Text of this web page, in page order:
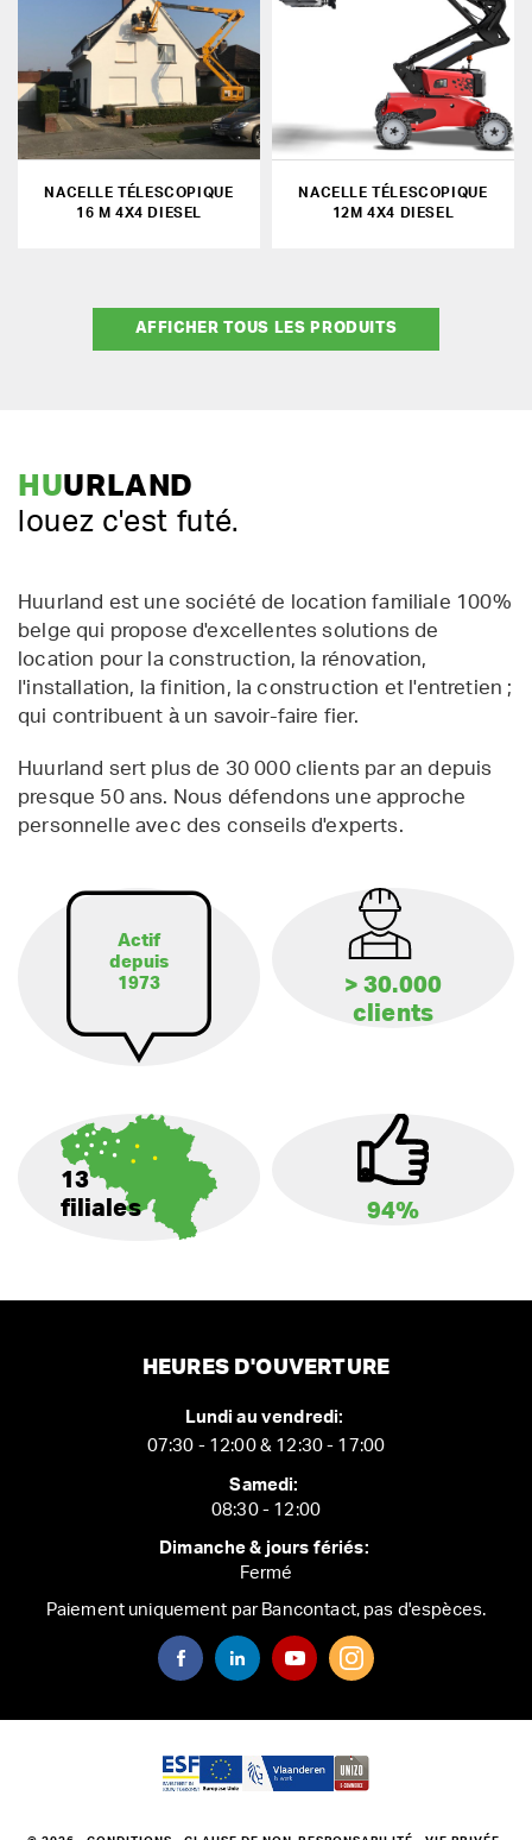
NACELLE TÉLESCOPIQUE
16 M 4X4 DIESEL
NACELLE TÉLESCOPIQUE
12M 4X4 DIESEL
AFFICHER TOUS LES PRODUITS
HUURLAND
louez c'est futé.
Huurland est une société de location familiale 100%
belge qui propose d'excellentes solutions de
location pour la construction, la rénovation,
l'installation, la finition, la construction et l'entretien ;
qui contribuent à un savoir-faire fier.
Huurland sert plus de 30 000 clients par an depuis
presque 50 ans. Nous défendons une approche
personnelle avec des conseils d'experts.
Actif
depuis
1973
> 30.000
clients
13
filiales
94%
HEURES D'OUVERTURE
Lundi au vendredi:
07:30 - 12:00 & 12:30 - 17:00
Samedi:
08:30 - 12:00
Dimanche & jours fériés:
Fermé
Paiement uniquement par Bancontact, pas d'espèces.